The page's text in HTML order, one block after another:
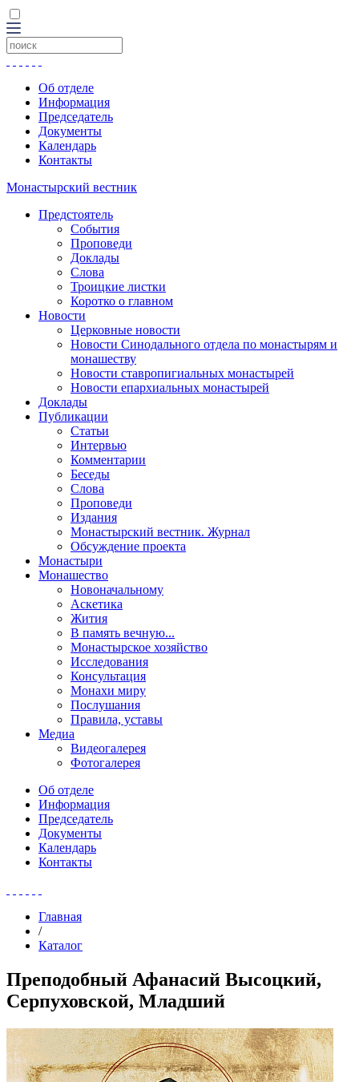
Об отделе
Информация
Председатель
Документы
Календарь
Контакты
Монастырский вестник
Предстоятель
События
Проповеди
Доклады
Слова
Троицкие листки
Коротко о главном
Новости
Церковные новости
Новости Синодального отдела по монастырям и
монашеству
Новости ставропигиальных монастырей
Новости епархиальных монастырей
Доклады
Публикации
Статьи
Интервью
Комментарии
Беседы
Слова
Проповеди
Издания
Монастырский вестник. Журнал
Обсуждение проекта
Монастыри
Монашество
Новоначальному
Аскетика
Жития
В память вечную...
Монастырское хозяйство
Исследования
Консультация
Монахи миру
Послушания
Правила, уставы
Медиа
Видеогалерея
Фотогалерея
Об отделе
Информация
Председатель
Документы
Календарь
Контакты
Главная
/
Каталог
Преподобный Афанасий Высоцкий,
Серпуховской, Младший